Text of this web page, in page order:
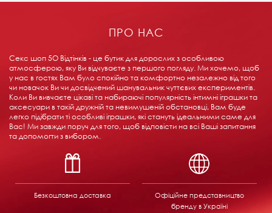
ПРО НАС
Секс шоп 5О Відтінків - це бутик для дорослих з особливою
атмосферою, яку Ви відчуваєте з першого погляду. Ми хочемо, щоб
у нас в гостях Вам було спокійно та комфортно незалежно від того
чи новачок Ви чи досвідчений шанувальник чуттєвих експериментів.
Коли Ви вивчаєте цікаві та набираючі популярність інтимні іграшки та
аксесуари в такій дружній та невимушеній обстановці, Вам буде
легко підібрати ті особливі іграшки, які стануть ідеальними саме для
Вас! Ми завжди поруч для того, щоб відповісти на всі Ваші запитання
та допомогти з вибором.
Безкоштовна доставка
Офіційне представництво
бренду в Україні